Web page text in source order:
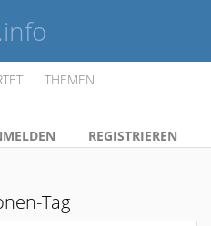
.info
THEMEN
REGISTRIEREN
Tag